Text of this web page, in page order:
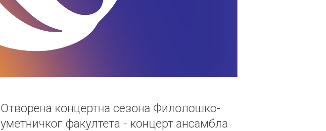
Отворена концертна сезона Филолошко-
уметничког факултета - концерт ансамбла